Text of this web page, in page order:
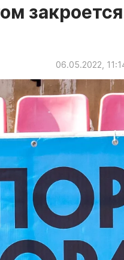
06.05.2022,